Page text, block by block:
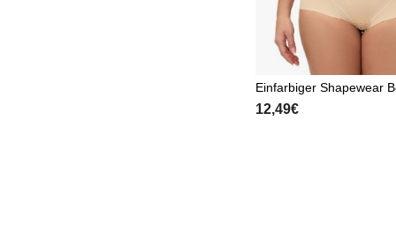
Einfarbiger Shapewear
12,49€